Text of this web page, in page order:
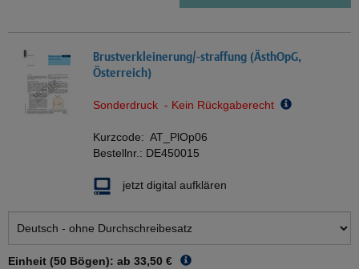
Brustverkleinerung/-straffung (ÄsthOpG,
Österreich)
Sonderdruck - Kein Rückgaberecht
Kurzcode: AT_PlOp06
Bestellnr.: DE450015
jetzt digital aufklären
Einheit (50 Bögen): ab 33,50 €